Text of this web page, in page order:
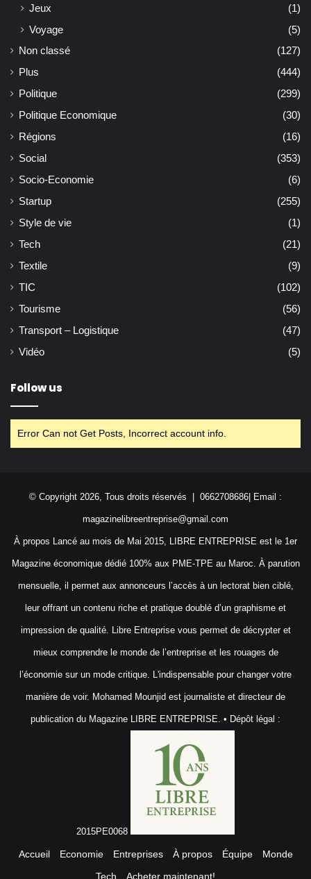
Jeux
(1)
Voyage
(5)
Non classé
(127)
Plus
(444)
Politique
(299)
Politique Economique
(30)
Régions
(16)
Social
(353)
Socio-Economie
(6)
Startup
(255)
Style de vie
(1)
Tech
(21)
Textile
(9)
TIC
(102)
Tourisme
(56)
Transport – Logistique
(47)
Vidéo
(5)
Follow us
Error Can not Get Posts, Incorrect account info.
© Copyright 2026, Tous droits réservés | 0662708686| Email :
magazinelibreentreprise@gmail.com
À propos Lancé au mois de Mai 2015, LIBRE ENTREPRISE est le 1er
Magazine économique dédié 100% aux PME-TPE au Maroc. À parution
mensuelle, il permet aux annonceurs l’accès à un lectorat bien ciblé,
leur offrant un contenu riche et pratique doublé d’un graphisme et
impression de qualité. Libre Entreprise vous permet de décrypter et
mieux comprendre le monde de l’entreprise et les rouages de
l’économie sur un mode critique. L'indispensable pour changer votre
manière de voir. Mohamed Mounjid est journaliste et directeur de
publication du Magazine LIBRE ENTREPRISE. • Dépôt légal :
2015PE0068
Accueil Economie Entreprises À propos Équipe
Monde
Tech
Acheter maintenant!